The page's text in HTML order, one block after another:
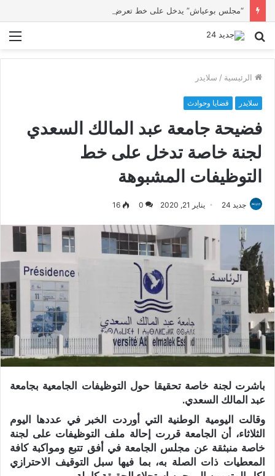
بحث
الرئيسية / سلايدر
سلايدر قضايا وحوادث
فضيحة جامعة عبد المالك السعدي
لجنة خاصة تدخل على خط
التوظيفات المشبوهة
جديد 24 يناير 21, 2020 0
16
باشرت لجنة خاصة تحقيقا حول التوظيفات الجامعية بجامعة
عبد المالك السعدي.
وقالت اليومية الوطنية التي أوردت الخبر في عددها اليوم
الثلاثاء، أن الجامعة قررت إحالة ملف التوظيفات على لجنة
خاصة منبثقة عن مجلس الجامعة في أفق تتبع ومواكبة كافة
المعطيات ذات الصلة به، بما فيها سبل التوقيف الاحترازي